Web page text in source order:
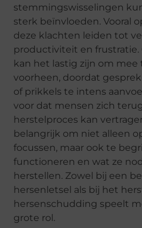
stemmingswisselingen
sterk beïnvloeden. Vooral
deze klachten leiden tot
productiviteit en frustratie.
kan het lastig zijn om mee
voorheen, doordat
of prikkels te intens
voor dat mensen zich
herstelproces kan
belangrijk om niet alleen
focussen, maar ook te
functioneren en wat ze
herstellen. Zowel bij een
hersenletsel als bij het
hersenschudding speelt
grote rol.